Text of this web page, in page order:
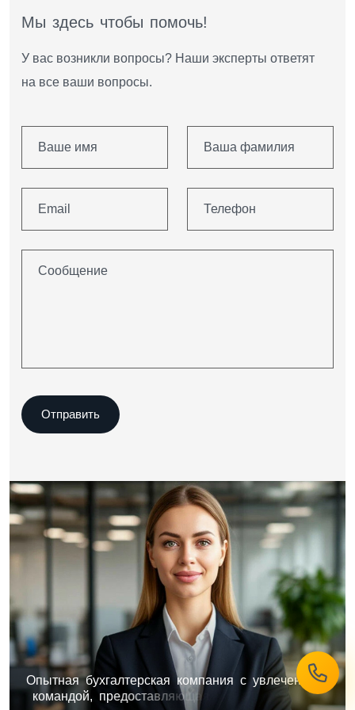
Мы здесь чтобы помочь!
У вас возникли вопросы? Наши эксперты ответят
на все ваши вопросы.
Опытная бухгалтерская компания с увлечен ой
командой, предоставляю щ ая пл ек ы е